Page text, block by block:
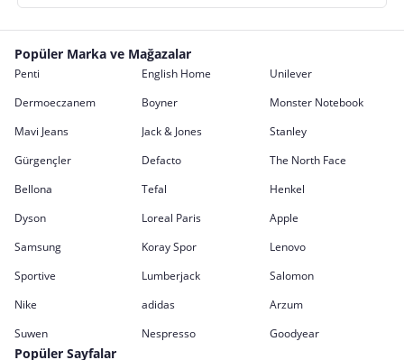
Popüler Marka ve Mağazalar
Penti English Home
Unilever
Dermoeczanem
Boyner
Monster Notebook
Mavi Jeans
Jack & Jones
Stanley
Gürgençler
Defacto
The North Face
Bellona
Tefal
Henkel
Dyson
Loreal Paris
Apple
Samsung
Koray Spor
Lenovo
Sportive
Lumberjack
Salomon
Nike
adidas
Arzum
Suwen
Nespresso Goodyear
Popüler Sayfalar